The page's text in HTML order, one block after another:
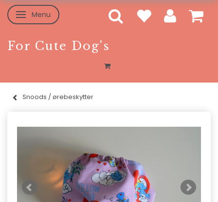
Skifte navigation
Menu
For Cute Dog's
Snoods / ørebeskytter